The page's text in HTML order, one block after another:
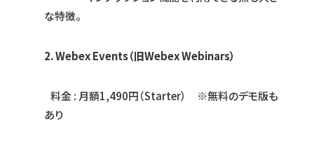
な特徴。
2. Webex Events（旧Webex Webinars）
料金 : 月額1,490円（Starter） ※無料のデモ版も
あり